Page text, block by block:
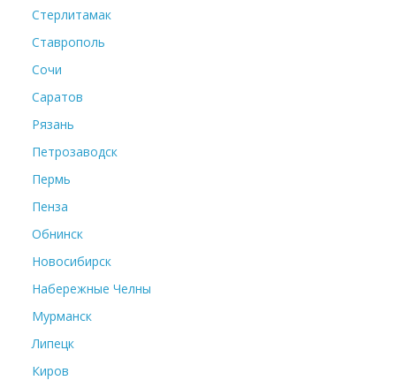
Стерлитамак
Ставрополь
Сочи
Саратов
Рязань
Петрозаводск
Пермь
Пенза
Обнинск
Новосибирск
Набережные Челны
Мурманск
Липецк
Киров